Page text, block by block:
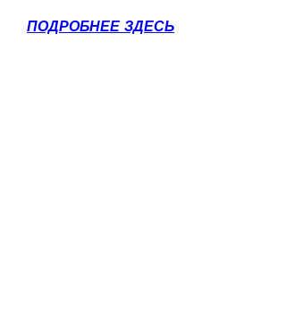
ПОДРОБНЕЕ ЗДЕСЬ